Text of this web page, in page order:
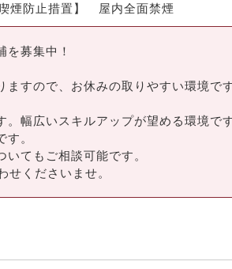
喫煙防止措置】　屋内全面禁煙
を募集中！
ますので、お休みの取りやすい環境で
。幅広いスキルアップが望める環境で
。
てもご相談可能です。
せくださいませ。